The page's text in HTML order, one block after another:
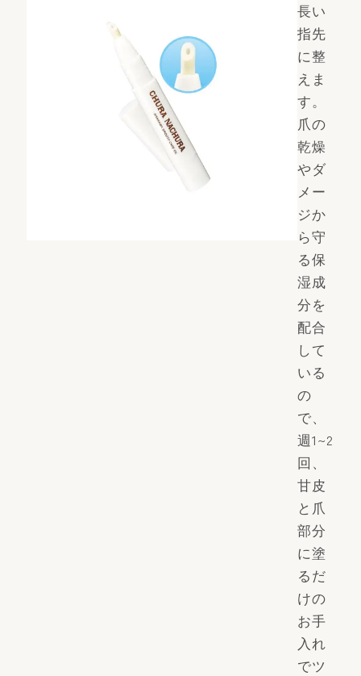
長い
指先
に整
えま
す。
爪の
乾燥
やダ
メー
ジか
ら守
る保
湿成
分を
配合
して
いる
の
で、
週1~2
回、
甘皮
と爪
部分
に塗
るだ
けの
お手
入れ
でツ